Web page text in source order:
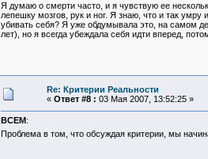
Я думаю о смерти часто, и я чувствую ее
лепешку мозгов, рук и ног. Я знаю, что и так
убивать себя? Я уже обдумывала это, на самом
лет), но я всегда убеждала себя идти вперед,
Re: Критерии Реальности
« Ответ #8 : 03 Мая 2007, 13:52:25 »
ВСЕМ :
Проблема в том, что обсуждая критерии, мы